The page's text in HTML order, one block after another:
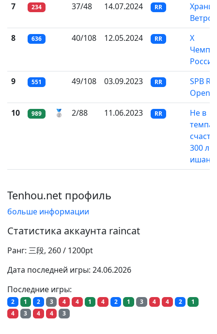
7
234 37/48 14.07.2024 RR
Ветров
8
636 40/108 12.05.2024 RR
X
России
9
551 49/108 03.09.2023 RR
SPB
Open
10
989 🥈 2/88 11.06.2023 RR
Не в
темпае
300 лет
Tenhou.net профиль
больше информации
Статистика аккаунта raincat
Ранг: 三段, 260 / 1200pt
Дата последней игры: 24.06.2026
Последние игры:
2 1 2 3 4 4 1 4 2 1 3 4 4 2
1
4
3 4 4 3